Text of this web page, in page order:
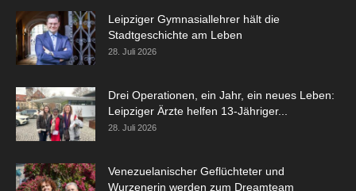
Leipziger Gymnasiallehrer hält die
Stadtgeschichte am Leben
28. Juli 2026
Drei Operationen, ein Jahr, ein neues Leben:
Leipziger Ärzte helfen 13-Jähriger...
28. Juli 2026
Venezuelanischer Geflüchteter und
Wurzenerin werden zum Dreamteam